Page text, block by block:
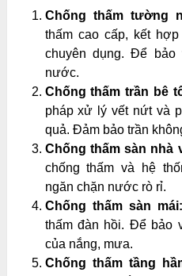
Chống thấm tường
thấm cao cấp, kết
chuyên dụng. Để
nước.
Chống thấm trần bê
pháp xử lý vết nứt và
quả. Đảm bảo trần
Chống thấm sàn nhà
chống thấm và hệ
ngăn chặn nước rò rỉ.
Chống thấm sàn mái:
thấm đàn hồi. Để bảo
của nắng, mưa.
Chống thấm tầng